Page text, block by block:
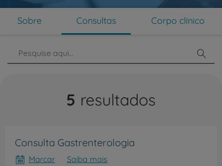
Sobre Consultas Corpo clínico
5 resultados
Consulta Gastrenterologia
Marcar Saiba mais